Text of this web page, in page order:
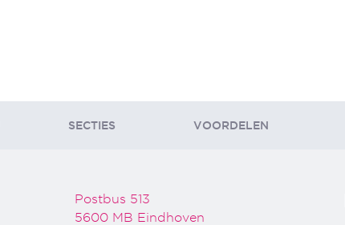
SECTIES VOORDELEN
Postbus 513
5600 MB Eindhoven